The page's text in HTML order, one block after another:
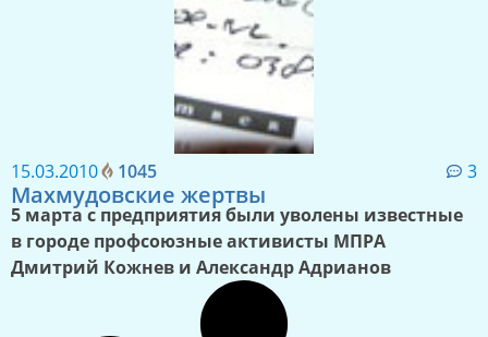
15.03.2010 1045 3
Махмудовские жертвы
5 марта с предприятия были уволены известные
в городе профсоюзные активисты МПРА
Дмитрий Кожнев и Александр Адрианов